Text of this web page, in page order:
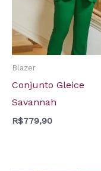
Blazer
Conjunto Gleice
Savannah
R$779,90